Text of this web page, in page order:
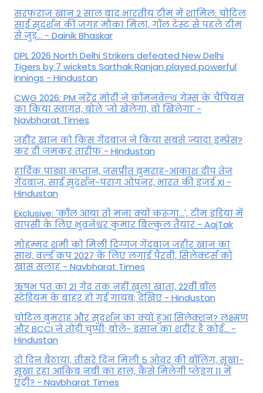
सरफराज खान 2 साल बाद भारतीय टीम में शामिल: चोटिल
साई सुदर्शन की जगह मौका मिला, गॉल टेस्ट से पहले टीम
से जुड़... - Dainik Bhaskar
DPL 2026 North Delhi Strikers defeated New Delhi
Tigers by 7 wickets Sarthak Ranjan played powerful
innings - Hindustan
CWG 2026: PM नरेंद्र मोदी ने कॉमनवेल्थ गेम्स के चैंपियंस
का किया स्वागत, बोले 'जो खेलेगा, वो खिलेगा' -
Navbharat Times
जहीर खान को किस गेंदबाज ने किया सबसे ज्यादा इम्प्रेस?
कर दी जमकर तारीफ - Hindustan
हार्दिक पांड्या कप्तान, जसप्रीत बुमराह-आकाश दीप तेज
गेंदबाज, साई सुदर्शन-पराग ओपनर, भारत की इंजर्ड XI -
Hindustan
Exclusive: 'कॉल आया तो मना क्यों करूंगा...', टीम इंडिया में
वापसी के लिए भुवनेश्वर कुमार बिल्कुल तैयार - AajTak
मोहम्मद शमी को मिली दिग्गज गेंदबाज जहीर खान का
साथ, वर्ल्ड कप 2027 के लिए लगाई पैरवी, सिलेक्टर्स को
खास सलाह - Navbharat Times
ऋषभ पंत का 21 गेंद तक नहीं खुला खाता, 22वीं बॉल
स्टेडियम के बाहर हो गई गायब; देखिए - Hindustan
चोटिल बुमराह और सुदर्शन का क्यों हुआ सिलेक्शन? लक्ष्मण
और BCCI ने तोड़ी चुप्पी; बोले- इंसान का शरीर है कोई… -
Hindustan
दो दिन बैठाया, तीसरे दिन मिली 5 ओवर की बॉलिंग, सूखा-
सूखा रहा आकिब नबी का हाल, कैसे मिलेगी प्लेइंग 11 में
एंट्री? - Navbharat Times